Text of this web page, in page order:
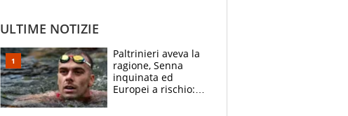
ULTIME NOTIZIE
Paltrinieri aveva la
ragione, Senna
inquinata ed
Europei a rischio: